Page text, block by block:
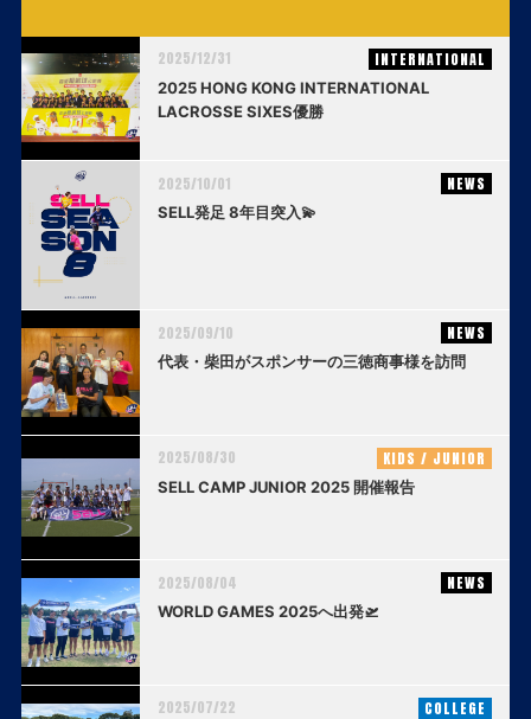
2025/12/31 INTERNATIONAL
2025 HONG KONG INTERNATIONAL
LACROSSE SIXES優勝
2025/10/01 NEWS
SELL発足 8年目突入💫
2025/09/10 NEWS
代表・柴田がスポンサーの三徳商事様を訪問
2025/08/30 KIDS / JUNIOR
SELL CAMP JUNIOR 2025 開催報告
2025/08/04 NEWS
WORLD GAMES 2025へ出発🛫
2025/07/22 COLLEGE